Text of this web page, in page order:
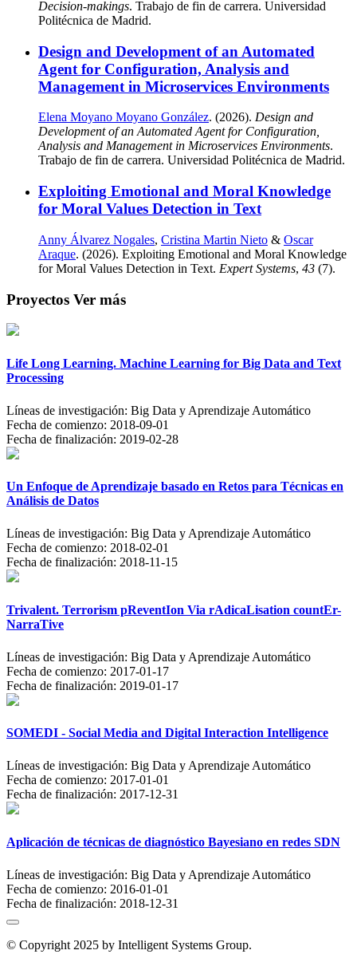
Decision-makings. Trabajo de fin de carrera. Universidad
Politécnica de Madrid.
Design and Development of an Automated
Agent for Configuration, Analysis and
Management in Microservices Environments
Elena Moyano Moyano González. (2026). Design and
Development of an Automated Agent for Configuration,
Analysis and Management in Microservices Environments.
Trabajo de fin de carrera. Universidad Politécnica de Madrid.
Exploiting Emotional and Moral Knowledge
for Moral Values Detection in Text
Anny Álvarez Nogales, Cristina Martin Nieto & Oscar
Araque. (2026). Exploiting Emotional and Moral Knowledge
for Moral Values Detection in Text. Expert Systems, 43 (7).
Proyectos Ver más
Life Long Learning. Machine Learning for Big Data and Text
Processing
Líneas de investigación: Big Data y Aprendizaje Automático
Fecha de comienzo: 2018-09-01
Fecha de finalización: 2019-02-28
Un Enfoque de Aprendizaje basado en Retos para Técnicas en
Análisis de Datos
Líneas de investigación: Big Data y Aprendizaje Automático
Fecha de comienzo: 2018-02-01
Fecha de finalización: 2018-11-15
Trivalent. Terrorism pReventIon Via rAdicaLisation countEr-
NarraTive
Líneas de investigación: Big Data y Aprendizaje Automático
Fecha de comienzo: 2017-01-17
Fecha de finalización: 2019-01-17
SOMEDI - Social Media and Digital Interaction Intelligence
Líneas de investigación: Big Data y Aprendizaje Automático
Fecha de comienzo: 2017-01-01
Fecha de finalización: 2017-12-31
Aplicación de técnicas de diagnóstico Bayesiano en redes SDN
Líneas de investigación: Big Data y Aprendizaje Automático
Fecha de comienzo: 2016-01-01
Fecha de finalización: 2018-12-31
© Copyright 2025 by Intelligent Systems Group.